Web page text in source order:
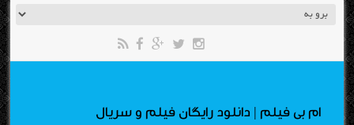
ام بی فیلم | دانلود رایگان فیلم و سریال